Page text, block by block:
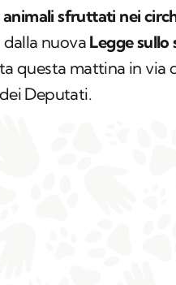
animali sfruttati nei
nuova Legge
questa mattina in via
Deputati.